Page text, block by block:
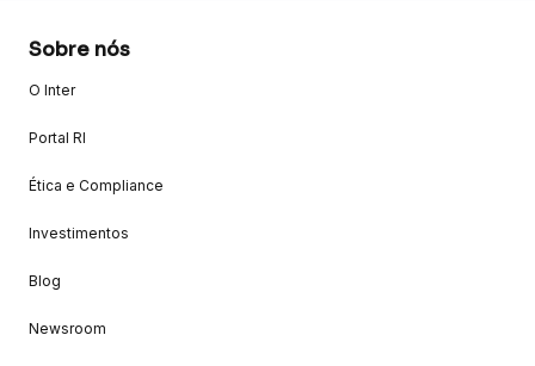
Sobre nós
O Inter
Portal RI
Ética e Compliance
Investimentos
Blog
Newsroom